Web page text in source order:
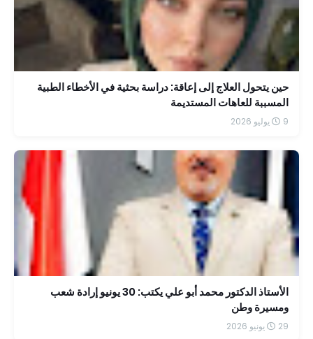
حين يتحول العلاج إلى إعاقة: دراسة بحثية في الأخطاء الطبية
المسببة للعاهات المستديمة
9 يوليو 2026
الأستاذ الدكتور محمد أبو علي يكتب: 30 يونيو إرادة شعب
ومسيرة وطن
29 يونيو 2026